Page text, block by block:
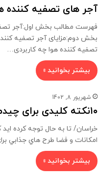
آجر های تصفیه کننده
فهرست مطالب بخش اول:آجر
بخش دوم:مزایای آجر تصفیه
تصفیه کننده هوا چه کاربردی…
بیشتر بخوانید »
شهریور 8, 1402
۱۰نکته کلیدی برای چیدمان بهتر منزل
خراسان/ تا به حال توجه کرده ايد
امکانات و فضا طرح هاي جذابي
بیشتر بخوانید »